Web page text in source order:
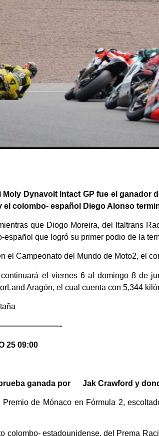
Dynavolt Intact GP fue el ganador
colombo- español Diego Alonso
que Diogo Moreira, del Italtrans
que logró su primer podio de la
el Campeonato del Mundo de Moto2, el
el viernes 6 al domingo 8 de
Aragón, el cual cuenta con 5,344
25 09:00
ganada por Jak Crawford y
de Mónaco en Fórmula 2,
colombo- estadounidense, del Prema